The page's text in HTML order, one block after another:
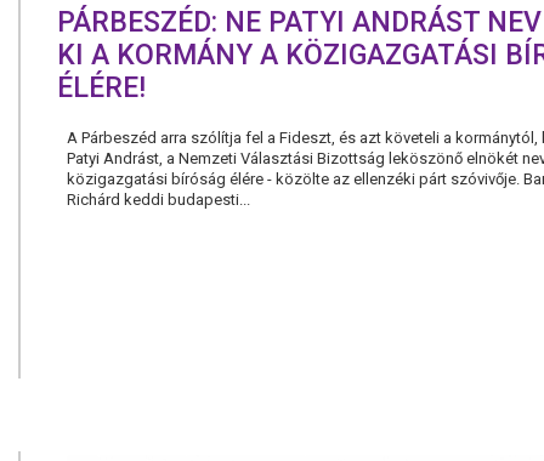
PÁRBESZÉD: NE PATYI ANDRÁST
KI A KORMÁNY A KÖZIGAZGATÁSI
ÉLÉRE!
A Párbeszéd arra szólítja fel a Fideszt, és azt követeli a kormánytól,
Patyi Andrást, a Nemzeti Választási Bizottság leköszönő elnökét
közigazgatási bíróság élére - közölte az ellenzéki párt szóvivője.
Richárd keddi budapesti...